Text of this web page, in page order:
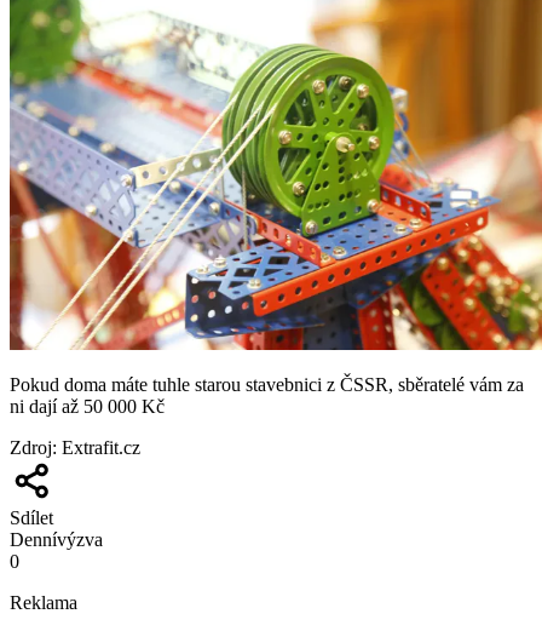
Pokud doma máte tuhle starou stavebnici z ČSSR, sběratelé vám za
ni dají až 50 000 Kč
Zdroj: Extrafit.cz
Sdílet
Dennívýzva
0
Reklama